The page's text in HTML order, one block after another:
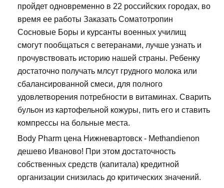
пройдет одновременно в 22 российских городах, во
время ее работы Заказать Соматотропин
Сосновые Боры и курсанты военных училищ
смогут пообщаться с ветеранами, лучше узнать и
прочувствовать историю нашей страны. Ребенку
достаточно получать млсут грудного молока или
сбалансированной смеси, для полного
удовлетворения потребности в витаминах. Сварить
бульон из картофельной кожуры, пить его и ставить
компрессы на больные места.
Body Pharm цена Нижневартовск - Methandienon
дешево Иваново! При этом достаточность
собственных средств (капитала) кредитной
организации снизилась до критических значений.